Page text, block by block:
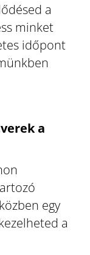
a
minket
időpont
a
egy
a